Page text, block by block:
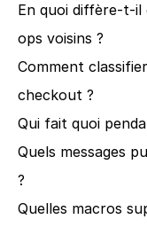
En quoi diffère-t-il
ops voisins ?
Comment
checkout ?
Qui fait quoi
Quels messages
?
Quelles macros